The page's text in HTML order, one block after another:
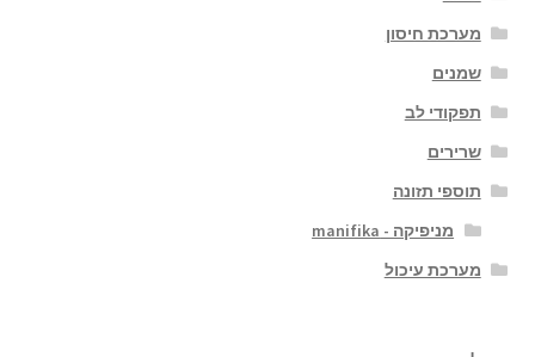
מערכת חיסון
שמנים
תפקודי לב
שרירים
תוספי תזונה
מניפיקה - manifika
מערכת עיכול